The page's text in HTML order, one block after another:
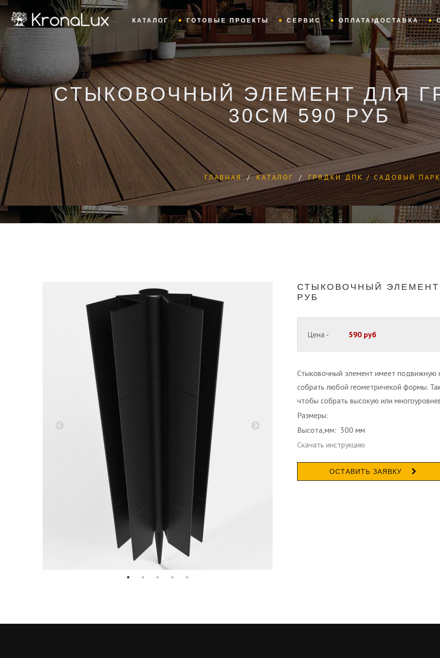
КАТАЛОГ ГОТОВЫЕ ПРОЕКТЫ СЕРВИС ОПЛАТА/ДОСТАВКА
СТЫКОВОЧНЫЙ ЭЛЕМЕНТ ДЛЯ
30СМ 590 РУБ
ГЛАВНАЯ / КАТАЛОГ / ГРЯДКИ ДПК / САДОВЫЙ
СТЫКОВОЧНЫЙ ЭЛЕМЕНТ
РУБ
Цена - 590 руб
Стыковочный элемент имеет подвижную
собрать любой геометричекой формы.
чтобы собрать высокую или
Размеры:
Высота,мм: 300 мм
Скачать инструкцию
ОСТАВИТЬ ЗАЯВКУ